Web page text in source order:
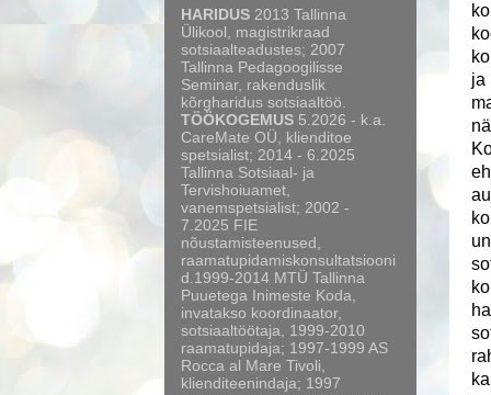
ja
HARIDUS 2013 Tallinna
Ülikool, magistrikraad
sotsiaalteadustes; 2007
Tallinna Pedagoogilisse
Seminar, rakenduslik
kõrgharidus sotsiaaltöö.
TÖÖKOGEMUS 5.2026 - k.a.
CareMate OÜ, klienditoe
spetsialist; 2014 - 6.2025
Tallinna Sotsiaal- ja
Tervishoiuamet,
vanemspetsialist; 2002 -
7.2025 FIE
nõustamisteenused,
raamatupidamiskonsultatsiooni
d.1999-2014 MTÜ Tallinna
Puuetega Inimeste Koda,
invatakso koordinaator,
sotsiaaltöötaja, 1999-2010
raamatupidaja; 1997-1999 AS
Rocca al Mare Tivoli,
klienditeenindaja; 1997